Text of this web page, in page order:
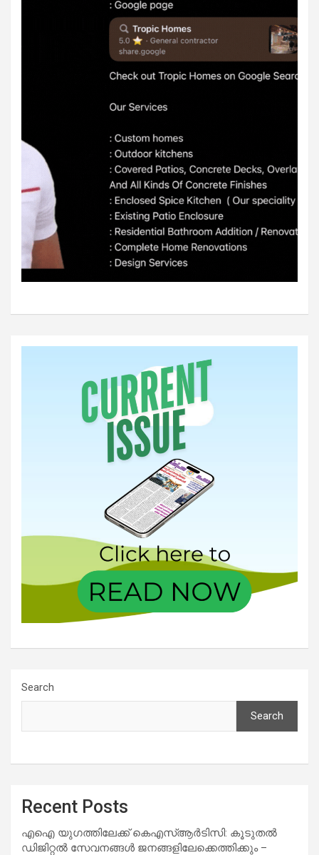
Search
Search
Recent Posts
എഐ യുഗത്തിലേക്ക് കെഎസ്ആർടിസി: കൂടുതൽ
ഡിജിറ്റൽ സേവനങ്ങൾ ജനങ്ങളിലേക്കെത്തിക്കും –